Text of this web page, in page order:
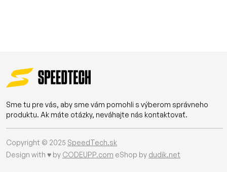
Sme tu pre vás, aby sme vám pomohli s výberom správneho
produktu. Ak máte otázky, neváhajte nás kontaktovať.
Copyright © 2025 SpeedTech.sk
Design with ♥ by CODEUPP.com eShop by dudik.net